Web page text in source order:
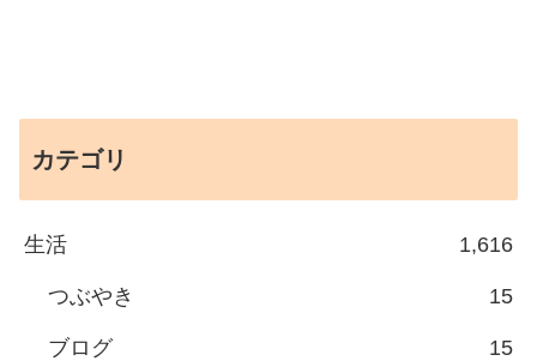
カテゴリ
生活 1,616
つぶやき 15
ブログ 15